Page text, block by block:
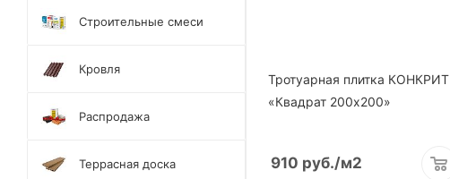
Тротуарная плитка КОНКРИТ
«Квадрат 200х200»
910 руб./м2
Строительные смеси
Кровля
Распродажа
Террасная доска